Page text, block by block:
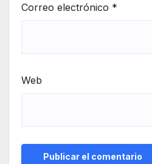
Correo electrónico *
Web